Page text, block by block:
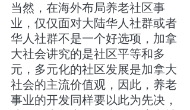
当然，在海外布局养老社区事
业，仅仅面对大陆华人社群或者
华人社群不是一个好选项，加拿
大社会讲究的是社区平等和多
元，多元化的社区发展是加拿大
社会的主流价值观，因此，养老
事业的开发同样要以此为先决，